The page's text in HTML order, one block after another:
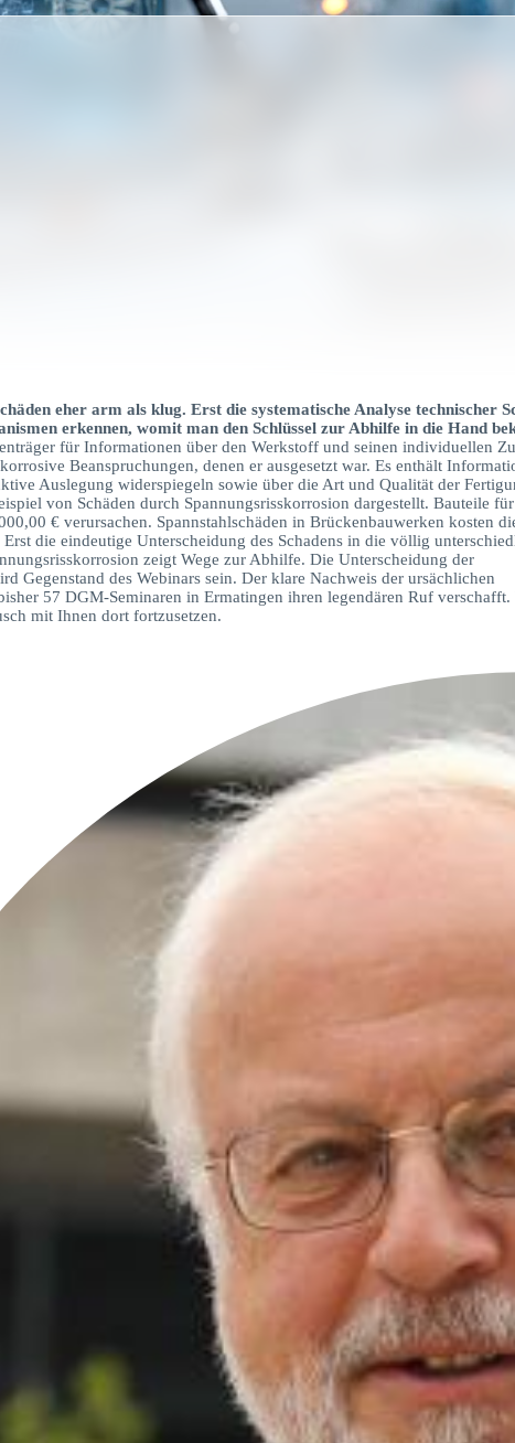
eher arm als klug. Erst die systematische Analyse technischer
erkennen, womit man den Schlüssel zur Abhilfe in die Hand
für Informationen über den Werkstoff und seinen individuellen
Beanspruchungen, denen er ausgesetzt war. Es enthält
Auslegung widerspiegeln sowie über die Art und Qualität der
von Schäden durch Spannungsrisskorrosion dargestellt. Bauteile
€ verursachen. Spannstahlschäden in Brückenbauwerken kosten
die eindeutige Unterscheidung des Schadens in die völlig
zeigt Wege zur Abhilfe. Die Unterscheidung der
Gegenstand des Webinars sein. Der klare Nachweis der ursächlichen
57 DGM-Seminaren in Ermatingen ihren legendären Ruf
mit Ihnen dort fortzusetzen.